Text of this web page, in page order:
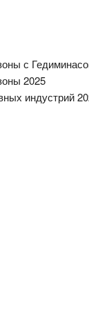
с
2025
индустрий